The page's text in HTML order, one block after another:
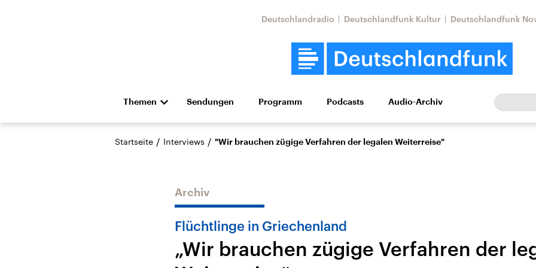
Deutschlandradio Deutschlandfunk Kultur Deutschlandfunk
Themen
Die Nachrichten Politik Wirtschaft Wissen Kultur Europa
Hörspiel und Feature Musik
Landtagswahl Sachsen-
Anhalt 2026
USA
Nahostkonflikt
Aktuelle Lage und
Iran
Sendungen Programm Podcasts Audio-Archiv
Startseite / Interviews / "Wir brauchen zügige Verfahren der legalen Weiterreise"
Archiv
Flüchtlinge in Griechenland
„Wir brauchen zügige Verfahren der